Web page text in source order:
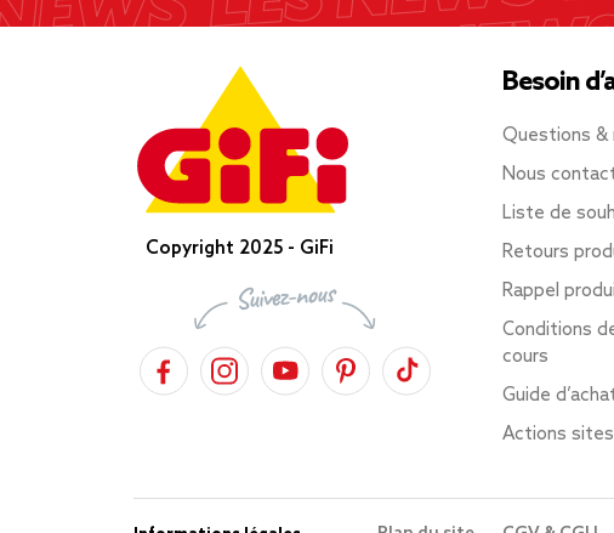
Copyright 2025 - GiFi
Besoin
Questions &
Nous
Liste de
Retours
Rappel
Conditions
cours
Guide
Actions